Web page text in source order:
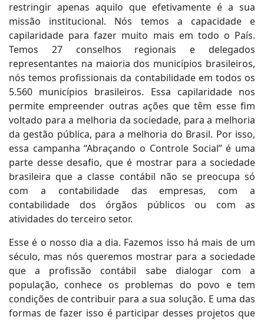
restringir apenas aquilo que efetivamente é a sua
missão institucional. Nós temos a capacidade e
capilaridade para fazer muito mais em todo o País.
Temos 27 conselhos regionais e delegados
representantes na maioria dos municípios brasileiros,
nós temos profissionais da contabilidade em todos os
5.560 municípios brasileiros. Essa capilaridade nos
permite empreender outras ações que têm esse fim
voltado para a melhoria da sociedade, para a melhoria
da gestão pública, para a melhoria do Brasil. Por isso,
essa campanha “Abraçando o Controle Social” é uma
parte desse desafio, que é mostrar para a sociedade
brasileira que a classe contábil não se preocupa só
com a contabilidade das empresas, com a
contabilidade dos órgãos públicos ou com as
atividades do terceiro setor.
Esse é o nosso dia a dia. Fazemos isso há mais de um
século, mas nós queremos mostrar para a sociedade
que a profissão contábil sabe dialogar com a
população, conhece os problemas do povo e tem
condições de contribuir para a sua solução. E uma das
formas de fazer isso é participar desses projetos que